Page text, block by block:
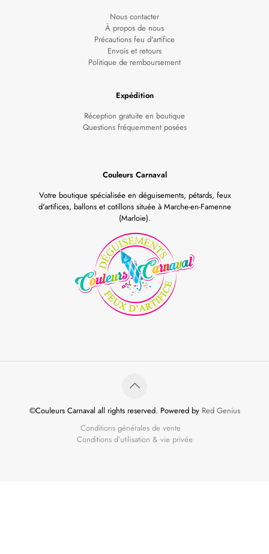
Nous contacter
À propos de nous
Précautions feu d'artifice
Envois et retours
Politique de remboursement
Expédition
Réception gratuite en boutique
Questions fréquemment posées
Couleurs Carnaval
Votre boutique spécialisée en déguisements, pétards, feux
d'artifices, ballons et cotillons située à Marche-en-Famenne
(Marloie).
©Couleurs Carnaval all rights reserved. Powered by Red Genius
Conditions générales de vente
Conditions d’utilisation & vie privée